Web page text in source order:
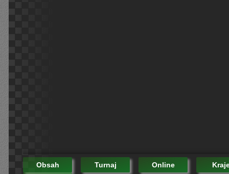
Obsah Turnaj Online